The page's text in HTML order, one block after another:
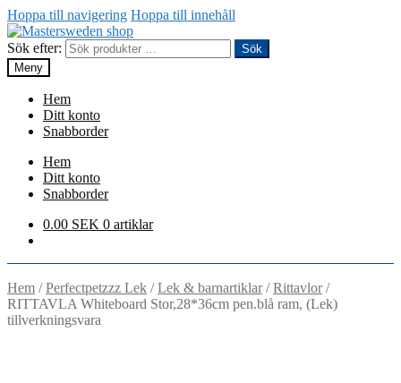
Hoppa till navigering Hoppa till innehåll
Sök efter:
Sök
Meny
Hem
Ditt konto
Snabborder
Hem
Ditt konto
Snabborder
0.00 SEK 0 artiklar
Hem /Perfectpetzzz Lek /Lek & barnartiklar/Rittavlor/
RITTAVLA Whiteboard Stor,28*36cm pen.blå ram, (Lek)
tillverkningsvara